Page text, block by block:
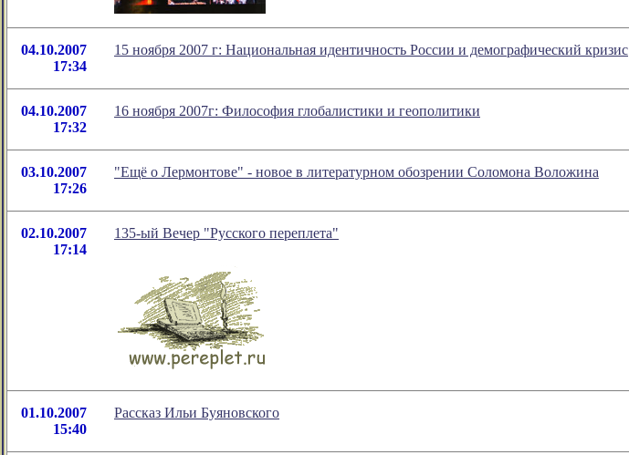
04.10.2007
17:34
15 ноября 2007 г: Национальная идентичность России и демографический кризис
04.10.2007
17:32
16 ноября 2007г: Философия глобалистики и геополитики
03.10.2007
17:26
"Ещё о Лермонтове" - новое в литературном обозрении Соломона Воложина
02.10.2007
17:14
135-ый Вечер "Русского переплета"
01.10.2007
15:40
Рассказ Ильи Буяновского